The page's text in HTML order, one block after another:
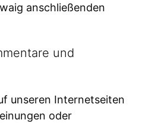
anschließenden
und
unseren Internetseiten
oder